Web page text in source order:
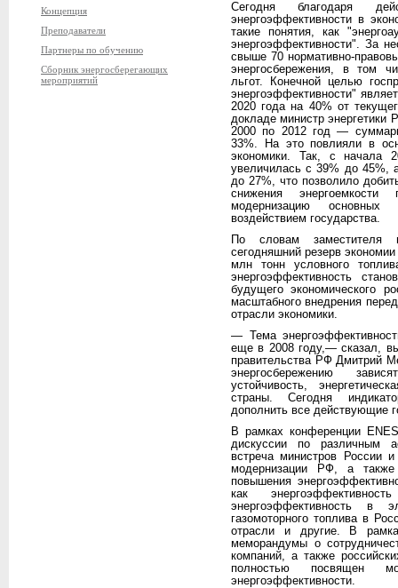
Концепция
Преподаватели
Партнеры по обучению
Сборник энергосберегающих
мероприятий
Сегодня благодаря
энергоэффективности в
такие понятия, как
энергоэффективности". За
свыше 70 нормативно-
энергосбережения, в том
льгот. Конечной целью
энергоэффективности"
2020 года на 40% от
докладе министр
2000 по 2012 год —
33%. На это повлияли в
экономики. Так, с начала
увеличилась с 39% до 45%,
до 27%, что позволило
снижения
модернизацию
воздействием государства.
По словам заместителя
сегодняшний резерв
млн тонн условного
энергоэффективность
будущего экономического
масштабного внедрения
отрасли экономики.
— Тема
еще в 2008 году,— сказал,
правительства РФ Дмитрий
энергосбережению
устойчивость,
страны. Сегодня
дополнить все действующие
В рамках конференции
дискуссии по различным
встреча министров России
модернизации РФ, а также
повышения
как
энергоэффективность в
газомоторного топлива в
отрасли и другие. В
меморандумы о
компаний, а также
полностью посвящен
энергоэффективности.